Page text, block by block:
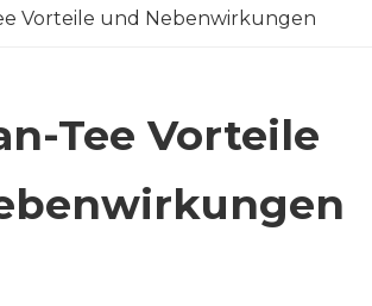
Vorteile und Nebenwirkungen
Tee Vorteile